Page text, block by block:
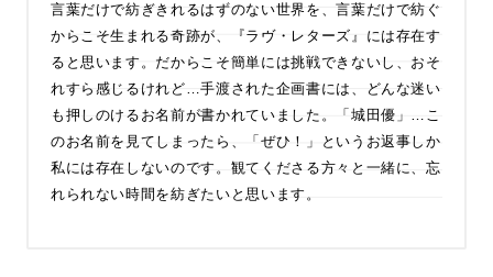
言葉だけで紡ぎきれるはずのない世界を、言葉だけで紡ぐ
からこそ生まれる奇跡が、『ラヴ・レターズ』には存在す
ると思います。だからこそ簡単には挑戦できないし、おそ
れすら感じるけれど…手渡された企画書には、どんな迷い
も押しのけるお名前が書かれていました。「城田優」…こ
のお名前を見てしまったら、「ぜひ！」というお返事しか
私には存在しないのです。観てくださる方々と一緒に、忘
れられない時間を紡ぎたいと思います。